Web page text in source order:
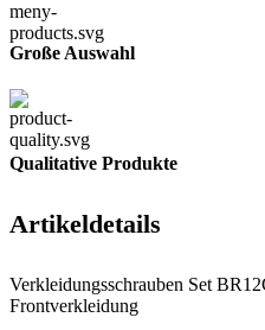
Große Auswahl
Qualitative Produkte
Artikeldetails
Verkleidungsschrauben Set
Frontverkleidung